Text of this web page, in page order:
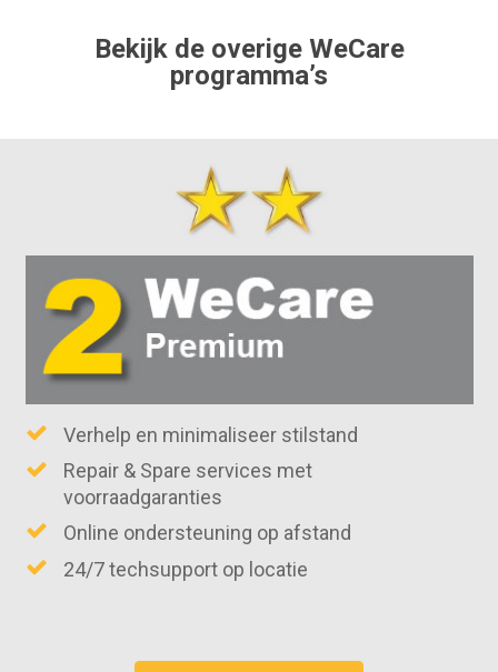
Bekijk de overige WeCare
programma’s
Verhelp en minimaliseer stilstand
Repair & Spare services met
voorraadgaranties
Online ondersteuning op afstand
24/7 techsupport op locatie